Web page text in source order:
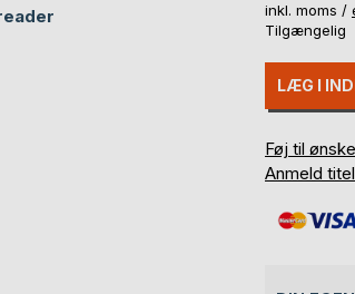
inkl. moms /
Tilgængelig
LÆG I
Føj til
Anmeld titel